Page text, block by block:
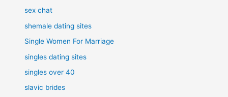
sex chat
shemale dating sites
Single Women For Marriage
singles dating sites
singles over 40
slavic brides